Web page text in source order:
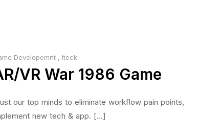
Developemnt, Iteck
VR War 1986 Game
our top minds to eliminate workflow pain points,
new tech & app. [...]